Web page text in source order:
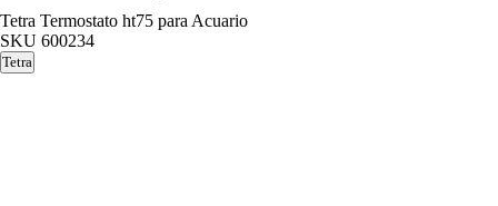
Tetra Termostato ht75 para Acuario
SKU 600234
Tetra